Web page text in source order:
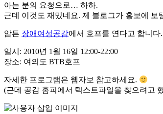
아는 분의 요청으로… 하하.
근데 이것도 재밌네요. 제 블로그가 홍보에
암튼 장애여성공감에서 호프를 연다고 합니다.
일시: 2010년 1월 16일 12:00-22:00
장소: 여의도 BTB호프
자세한 프로그램은 웹자보 참고하세요.
(근데 공감 홈피에서 텍스트파일을 찾으려고